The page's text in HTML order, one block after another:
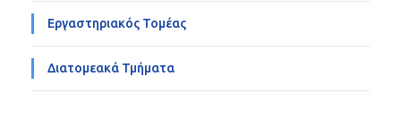
Εργαστηριακός Τομέας
Διατομεακά Τμήματα